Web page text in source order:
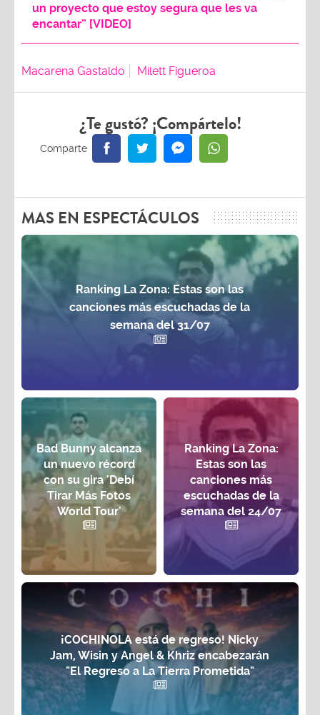
un proyecto que estoy segura que les va
encantar” [VIDEO]
Macarena Gastaldo Milett Figueroa
¿Te gustó? ¡Compártelo!
MAS EN ESPECTÁCULOS
Ranking La Zona: Estas son las
canciones más escuchadas de la
semana del 31/07
Bad Bunny alcanza
un nuevo récord
con su gira 'Debí
Tirar Más Fotos
World Tour'
Ranking La Zona:
Estas son las
canciones más
escuchadas de la
semana del 24/07
¡COCHINOLA está de regreso! Nicky
Jam, Wisin y Angel & Khriz encabezarán
"El Regreso a La Tierra Prometida"